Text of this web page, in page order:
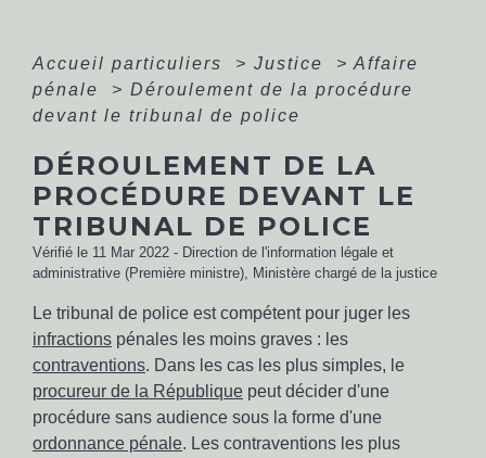
Accueil particuliers > Justice > Affaire
pénale
> Déroulement de la procédure
devant le tribunal de police
DÉROULEMENT DE LA
PROCÉDURE DEVANT LE
TRIBUNAL DE POLICE
Vérifié le 11 Mar 2022 - Direction de l'information légale et
administrative (Première ministre), Ministère chargé de la justice
Le tribunal de police est compétent pour juger les
infractions pénales les moins graves : les
contraventions. Dans les cas les plus simples, le
procureur de la République peut décider d'une
procédure sans audience sous la forme d'une
ordonnance pénale. Les contraventions les plus